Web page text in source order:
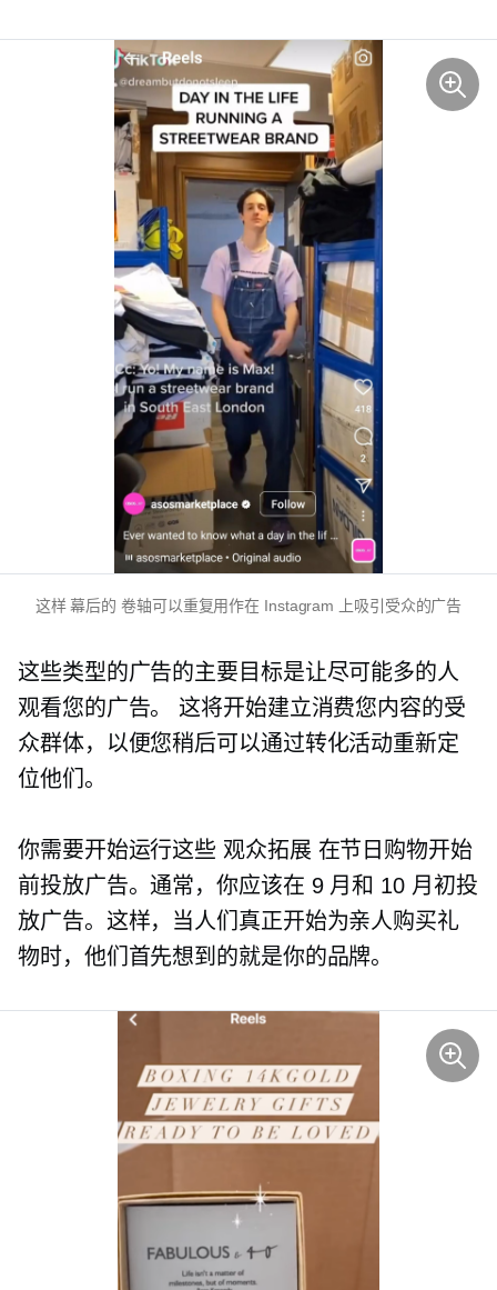
这样幕后的 卷轴可以重复用作在 Instagram 上吸引受众的广告
这些类型的广告的主要目标是让尽可能多的人
观看您的广告。 这将开始建立消费您内容的受
众群体，以便您稍后可以通过转化活动重新定
位他们。
你需要开始运行这些 观众拓展 在节日购物开始
前投放广告。通常，你应该在 9 月和 10 月初投
放广告。这样，当人们真正开始为亲人购买礼
物时，他们首先想到的就是你的品牌。